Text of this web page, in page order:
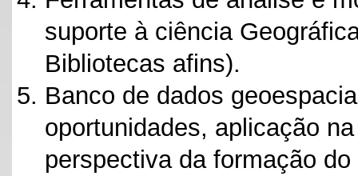
suporte à ciência
Bibliotecas afins).
Banco de dados
oportunidades, aplicação
perspectiva da formação